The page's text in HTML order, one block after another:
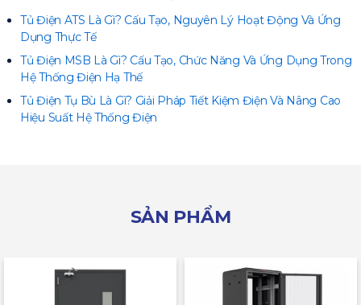
Tủ Điện ATS Là Gì? Cấu Tạo, Nguyên Lý Hoạt Động Và Ứng
Dụng Thực Tế
Tủ Điện MSB Là Gì? Cấu Tạo, Chức Năng Và Ứng Dụng Trong
Hệ Thống Điện Hạ Thế
Tủ Điện Tụ Bù Là Gì? Giải Pháp Tiết Kiệm Điện Và Nâng Cao
Hiệu Suất Hệ Thống Điện
SẢN PHẨM